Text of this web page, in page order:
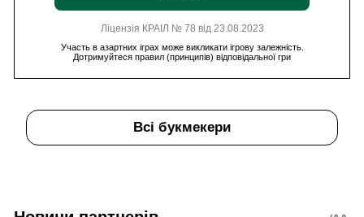
Ліцензія КРАІЛ № 78 від 23.08.2023
Участь в азартних іграх може викликати ігрову залежність.
Дотримуйтеся правил (принципів) відповідальної гри
Всі букмекери